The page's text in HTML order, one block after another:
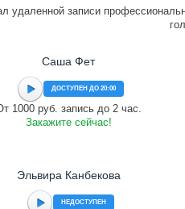
удаленной записи
Саша Фет
ДОСТУПЕН ДО 20:00
1000 руб. запись до 2 час.
Закажите сейчас!
Эльвира Канбекова
НЕДОСТУПЕН